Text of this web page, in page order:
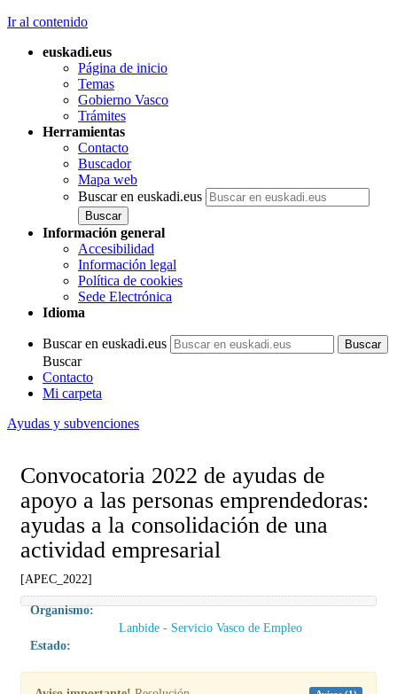
Ir al contenido
euskadi.eus
Página de inicio
Temas
Gobierno Vasco
Trámites
Herramientas
Contacto
Buscador
Mapa web
Buscar en euskadi.eus
Información general
Accesibilidad
Información legal
Política de cookies
Sede Electrónica
Idioma
Buscar en euskadi.eus
Buscar
Contacto
Mi carpeta
Ayudas y subvenciones
Convocatoria 2022 de ayudas de
apoyo a las personas emprendedoras:
ayudas a la consolidación de una
actividad empresarial
[APEC_2022]
Organismo:
Lanbide - Servicio Vasco de Empleo
Estado: